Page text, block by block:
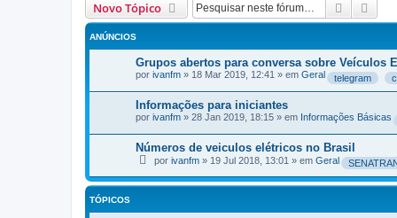
Novo Tópico Pesquisar
ANÚNCIOS
Grupos abertos para conversa sobre Veículos
por ivanfm » 18 Mar 2019, 12:41 » em Geral telegram
Informações para iniciantes
por ivanfm » 28 Jan 2019, 18:15 » em Informações Básicas
Números de veiculos elétricos no Brasil
por ivanfm » 19 Jul 2018, 13:01 » em Geral
TÓPICOS